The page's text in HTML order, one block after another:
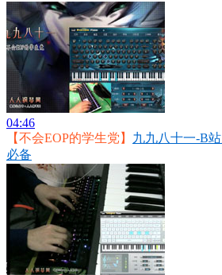
04:46
【不会EOP的学生党】 九九八十一-B
必备